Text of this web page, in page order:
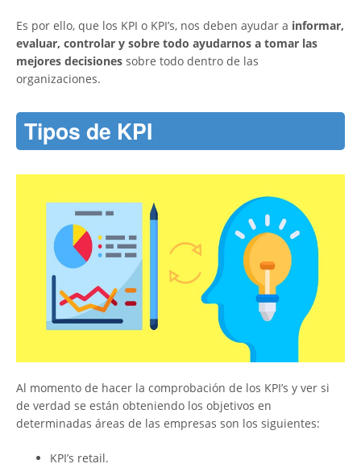
Es por ello, que los KPI o KPI’s, nos deben ayudar a informar,
evaluar, controlar y sobre todo ayudarnos a tomar las
mejores decisiones sobre todo dentro de las
organizaciones.
Tipos de KPI
Al momento de hacer la comprobación de los KPI’s y ver si
de verdad se están obteniendo los objetivos en
determinadas áreas de las empresas son los siguientes:
KPI’s retail.